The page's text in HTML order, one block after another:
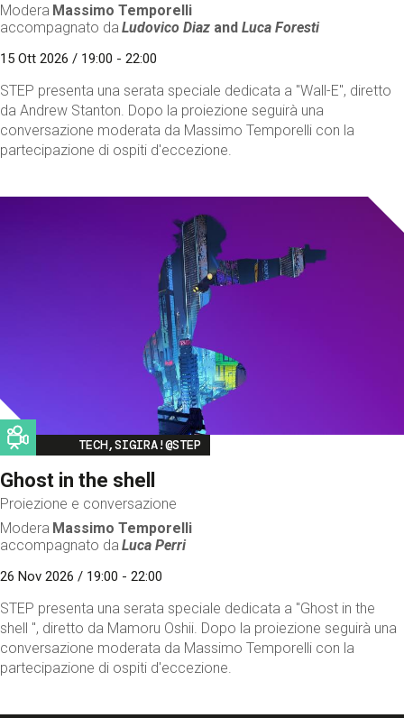
Modera Massimo Temporelli
accompagnato da Ludovico Diaz andLuca Foresti
15 Ott 2026 / 19:00 - 22:00
STEP presenta una serata speciale dedicata a "Wall-E", diretto
da Andrew Stanton. Dopo la proiezione seguirà una
conversazione moderata da Massimo Temporelli con la
partecipazione di ospiti d'eccezione.
Image
TECH,SIGIRA!@STEP
Ghost in the shell
Proiezione e conversazione
Modera Massimo Temporelli
accompagnato da Luca Perri
26 Nov 2026 / 19:00 - 22:00
STEP presenta una serata speciale dedicata a "Ghost in the
shell ", diretto da Mamoru Oshii. Dopo la proiezione seguirà una
conversazione moderata da Massimo Temporelli con la
partecipazione di ospiti d'eccezione.